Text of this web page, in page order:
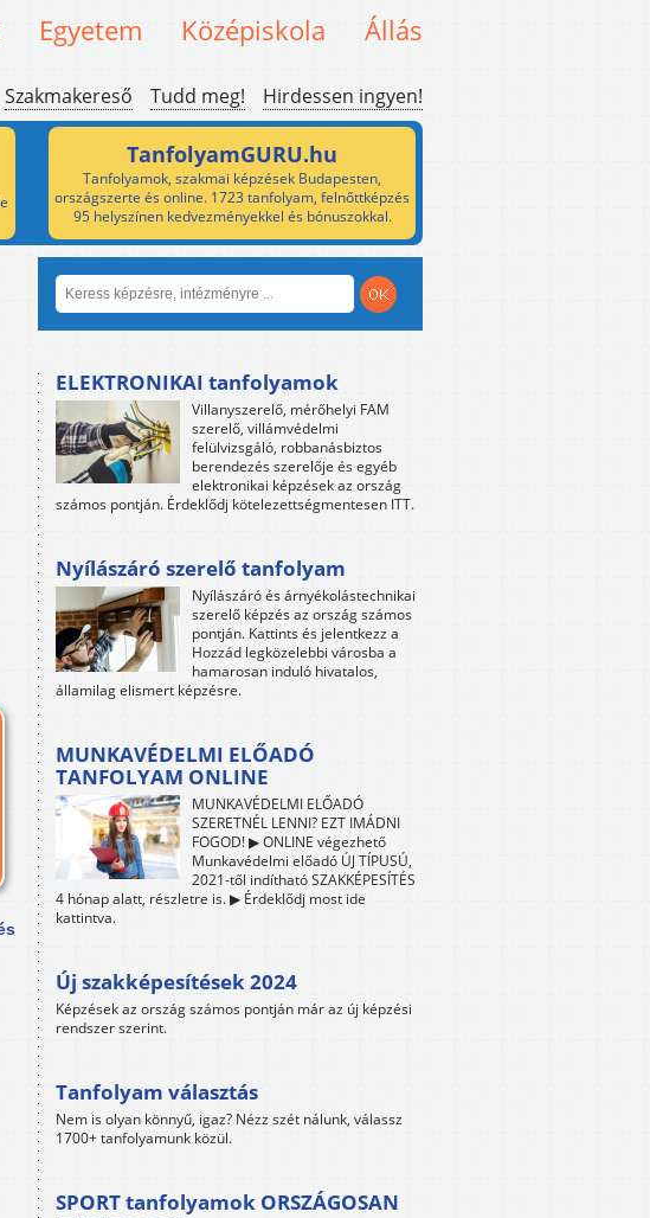
Egyetem Középiskola Állás
Szakmakereső Tudd meg! Hirdessen ingyen!
TanfolyamGURU.hu
Tanfolyamok, szakmai képzések Budapesten,
országszerte és online. 1723 tanfolyam, felnőttképzés
95 helyszínen kedvezményekkel és bónuszokkal.
ELEKTRONIKAI tanfolyamok
Villanyszerelő, mérőhelyi FAM
szerelő, villámvédelmi
felülvizsgáló, robbanásbiztos
berendezés szerelője és egyéb
elektronikai képzések az ország
számos pontján. Érdeklődj kötelezettségmentesen ITT.
Nyílászáró szerelő tanfolyam
Nyílászáró és árnyékolástechnikai
szerelő képzés az ország számos
pontján. Kattints és jelentkezz a
Hozzád legközelebbi városba a
hamarosan induló hivatalos,
államilag elismert képzésre.
MUNKAVÉDELMI ELŐADÓ
TANFOLYAM ONLINE
MUNKAVÉDELMI ELŐADÓ
SZERETNÉL LENNI? EZT IMÁDNI
FOGOD! ▶ ONLINE végezhető
Munkavédelmi előadó ÚJ TÍPUSÚ,
2021-től indítható SZAKKÉPESÍTÉS
4 hónap alatt, részletre is. ▶ Érdeklődj most ide
kattintva.
Új szakképesítések 2024
Képzések az ország számos pontján már az új képzési
rendszer szerint.
Tanfolyam választás
Nem is olyan könnyű, igaz? Nézz szét nálunk, válassz
1700+ tanfolyamunk közül.
SPORT tanfolyamok ORSZÁGOSAN